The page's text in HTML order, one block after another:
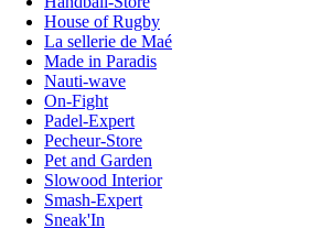
House of Rugby
La sellerie de Maé
Made in Paradis
Nauti-wave
On-Fight
Padel-Expert
Pecheur-Store
Pet and Garden
Slowood Interior
Smash-Expert
Sneak'In